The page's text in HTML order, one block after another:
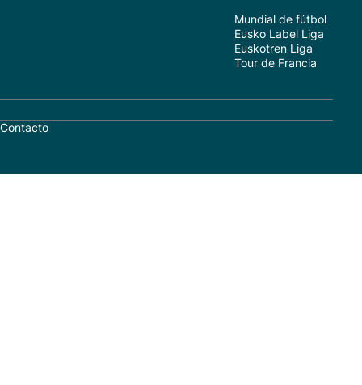
Mundial de fútbol
Eusko Label Liga
Euskotren Liga
Tour de Francia
Contacto